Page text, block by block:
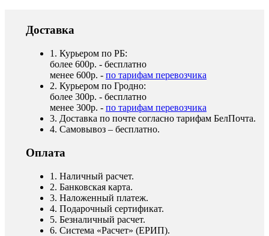
Доставка
1. Курьером по РБ:
более 600р. - бесплатно
менее 600р. - по тарифам перевозчика
2. Курьером по Гродно:
более 300р. - бесплатно
менее 300р. - по тарифам перевозчика
3. Доставка по почте согласно тарифам БелПочта.
4. Самовывоз – бесплатно.
Оплата
1. Наличный расчет.
2. Банковская карта.
3. Наложенный платеж.
4. Подарочный сертификат.
5. Безналичный расчет.
6. Система «Расчет» (ЕРИП).